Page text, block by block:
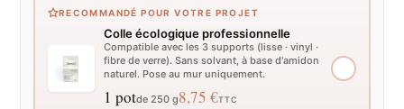
RECOMMANDÉ POUR VOTRE PROJET
Colle écologique professionnelle
Compatible avec les 3 supports (lisse · vinyl ·
fibre de verre). Sans solvant, à base d'amidon
naturel. Pose au mur uniquement.
1 potde 250 g8,75 €TTC